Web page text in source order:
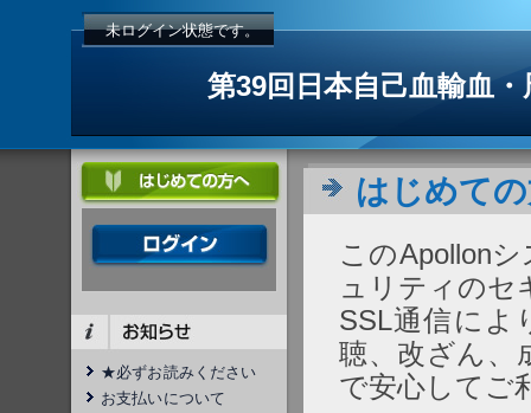
未ログイン状態です。
第39回日本自己血輸血
★必ずお読みください
お支払いについて
はじめて
このApollon
ュリティのセ
SSL通信によ
聴、改ざん、
で安心してご